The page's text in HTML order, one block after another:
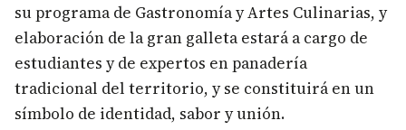
su programa de Gastronomía y Artes Culinarias, y
elaboración de la gran galleta estará a cargo de
estudiantes y de expertos en panadería
tradicional del territorio, y se constituirá en un
símbolo de identidad, sabor y unión.